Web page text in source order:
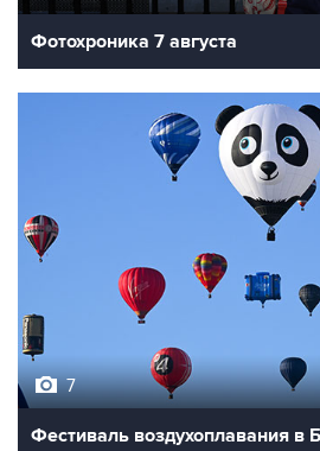
Фотохроника 7 августа
7
Фестиваль воздухоплавания в